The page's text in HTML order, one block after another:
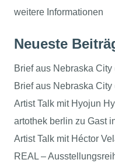
weitere Informationen
Neueste
Brief aus Nebraska
Brief aus Nebraska
Artist Talk mit Hyojun
artothek berlin zu Gast
Artist Talk mit Héctor
REAL –